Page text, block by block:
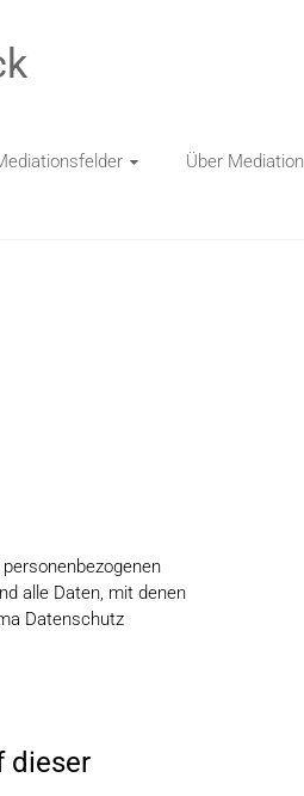
Über Mediation
alle Daten, mit denen
Datenschutz
dieser